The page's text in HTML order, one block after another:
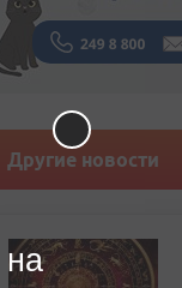
Другие новости